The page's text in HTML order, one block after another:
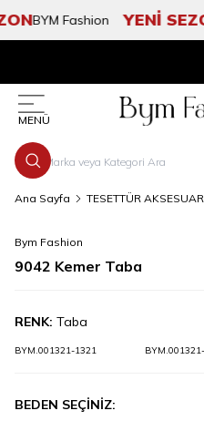
BYM Fashion YENİ
MENÜ
Ana Sayfa TESETTÜR AKSESUAR
Bym Fashion
9042 Kemer Taba
RENK: Taba
BYM.001321-1321
BEDEN SEÇİNİZ: